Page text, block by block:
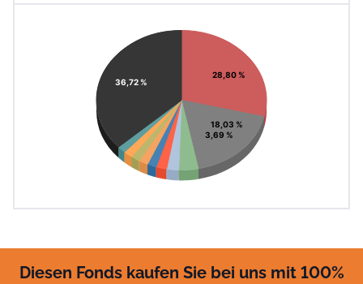
Pie chart with 11 slices.
View as data table, Chart
28,80 %
18,03 %
3,69 %
36,72 %
Diesen Fonds kaufen Sie bei uns mit 100%